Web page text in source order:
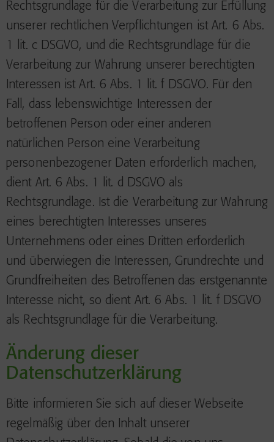
Rechtsgrundlage für die Verarbeitung zur Erfüllung
unserer rechtlichen Verpflichtungen ist Art. 6 Abs.
1 lit. c DSGVO, und die Rechtsgrundlage für die
Verarbeitung zur Wahrung unserer berechtigten
Interessen ist Art. 6 Abs. 1 lit. f DSGVO. Für den
Fall, dass lebenswichtige Interessen der
betroffenen Person oder einer anderen
natürlichen Person eine Verarbeitung
personenbezogener Daten erforderlich machen,
dient Art. 6 Abs. 1 lit. d DSGVO als
Rechtsgrundlage. Ist die Verarbeitung zur Wahrung
eines berechtigten Interesses unseres
Unternehmens oder eines Dritten erforderlich
und überwiegen die Interessen, Grundrechte und
Grundfreiheiten des Betroffenen das erstgenannte
Interesse nicht, so dient Art. 6 Abs. 1 lit. f DSGVO
als Rechtsgrundlage für die Verarbeitung.
Änderung dieser
Datenschutzerklärung
Bitte informieren Sie sich auf dieser Webseite
regelmäßig über den Inhalt unserer